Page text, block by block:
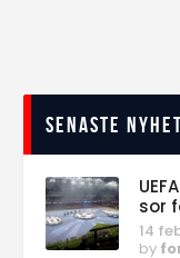
Senaste
sor
14
by